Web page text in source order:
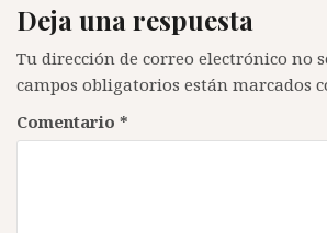
Deja una respuesta
Tu dirección de correo electrónico no
campos obligatorios están marcados
Comentario *